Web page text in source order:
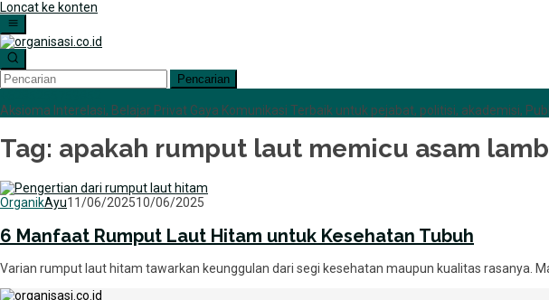
Loncat ke konten
Pencarian
Aksioma Interelasi, Belajar Privat Gaya Komunikasi Terbaik untuk pejabat, politisi, akademisi,
Tag: apakah rumput laut memicu asam
OrganikAyu11/06/202510/06/2025
6 Manfaat Rumput Laut Hitam untuk Kesehatan Tubuh
Varian rumput laut hitam tawarkan keunggulan dari segi kesehatan maupun kualitas rasanya.